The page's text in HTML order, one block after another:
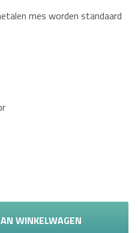
mes worden standaard
WINKELWAGEN